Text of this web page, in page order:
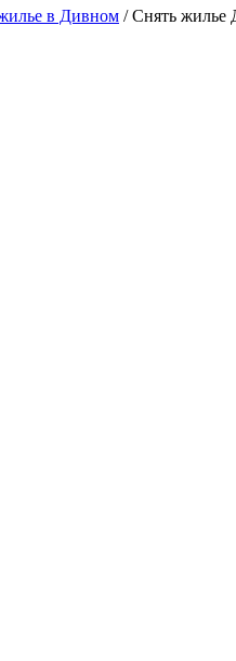
в Дивном / Снять жилье